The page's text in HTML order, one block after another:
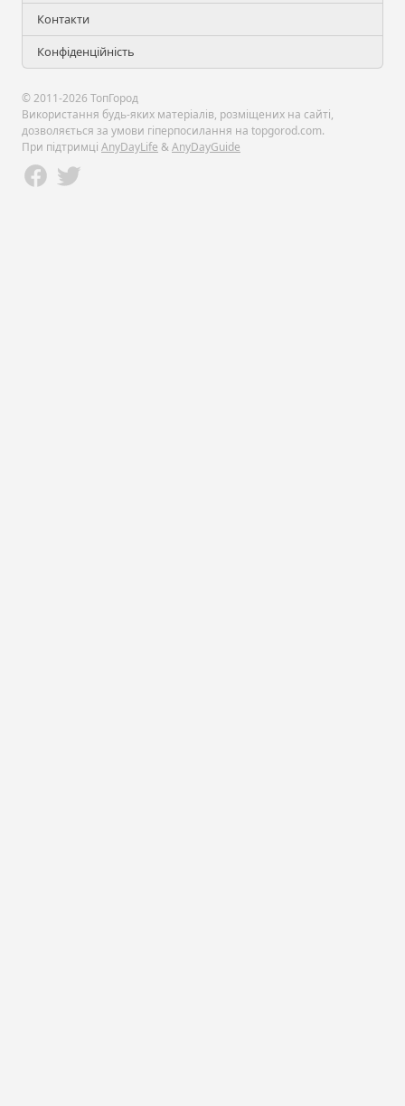
Контакти
Конфіденційність
© 2011-2026 ТопГород
Використання будь-яких матеріалів, розміщених на сайті,
дозволяється за умови гіперпосилання на topgorod.com.
При підтримці AnyDayLife &AnyDayGuide